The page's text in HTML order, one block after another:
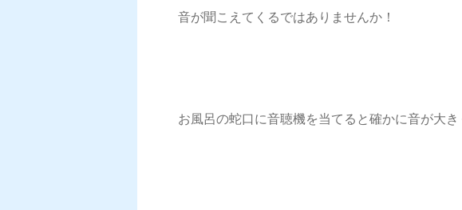
音が聞こえてくるではありませんか！
お風呂の蛇口に音聴機を当てると確かに音が大き